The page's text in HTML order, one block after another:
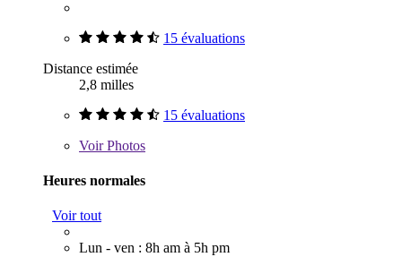
15 évaluations
Distance estimée
2,8 milles
15 évaluations
VoirPhotos
Heures normales
Voir tout
Lun - ven : 8h am à 5h pm